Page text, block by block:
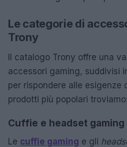
Le categorie di
Trony
Il catalogo Trony offre una
accessori gaming, suddivisi
per rispondere alle esigenze
prodotti più popolari troviamo:
Cuffie e headset gaming
Le cuffie gaming e gli